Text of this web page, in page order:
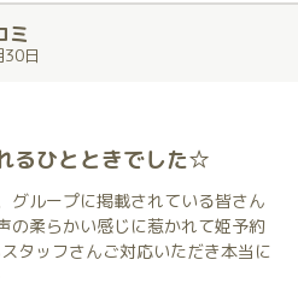
た鈴さんにお会いできるのを心待
てからも四十八手の「ふたつど
なく体勢を入れ替えて裏四十八手
かで落ち着いた面持ちからは想
たお返しにこちらから癒しを提供
終了後の宴にてトークに花が咲い
。宴の内容は二人の秘密にして割
記憶に留めました。このひと時
ミ
日
るひとときでした☆
グループに掲載されている皆さん
の柔らかい感じに惹かれて姫予約
タッフさんご対応いただき本当に